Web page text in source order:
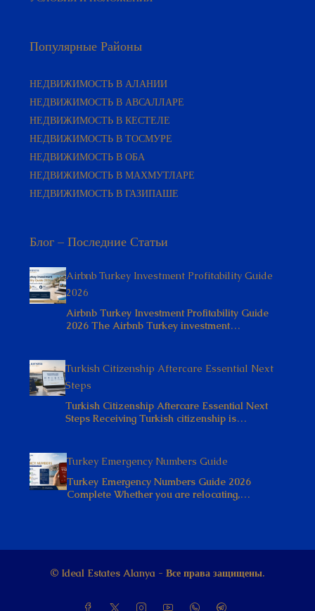
НЕДВИЖИМОСТЬ В АВСАЛЛАРЕ
НЕДВИЖИМОСТЬ В КЕСТЕЛЕ
НЕДВИЖИМОСТЬ В ТОСМУРЕ
НЕДВИЖИМОСТЬ В ОБА
НЕДВИЖИМОСТЬ В МАХМУТЛАРЕ
НЕДВИЖИМОСТЬ В ГАЗИПАШЕ
2026
Airbnb Turkey Investment Profitability Guide
2026 The Airbnb Turkey investment…
Steps
Turkish Citizenship Aftercare Essential Next
Steps Receiving Turkish citizenship is…
Turkey Emergency Numbers Guide 2026
Complete Whether you are relocating,…